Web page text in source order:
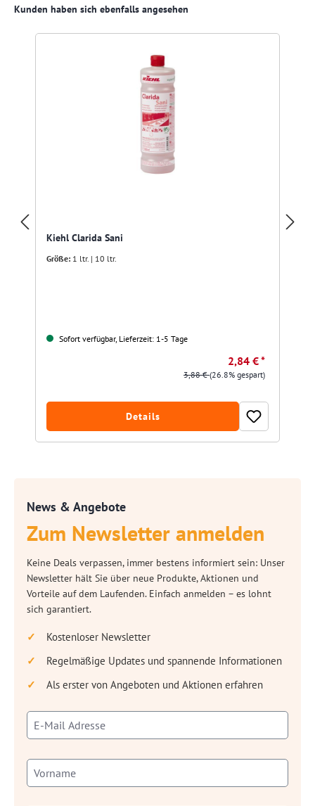
Produktgalerie überspringen
Kunden haben sich ebenfalls angesehen
Kiehl Clarida Sani
Größe: 1 ltr. | 10 ltr.
Sofort verfügbar, Lieferzeit: 1-5 Tage
2,84 € *
3,88 €(26.8% gespart)
Details
News & Angebote
Zum Newsletter anmelden
Keine Deals verpassen, immer bestens informiert sein: Unser
Newsletter hält Sie über neue Produkte, Aktionen und
Vorteile auf dem Laufenden. Einfach anmelden – es lohnt
sich garantiert.
Kostenloser Newsletter
Regelmäßige Updates und spannende Informationen
Als erster von Angeboten und Aktionen erfahren